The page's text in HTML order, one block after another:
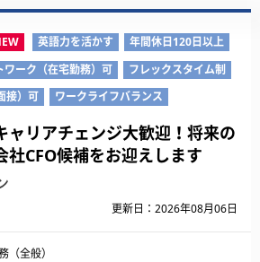
英語力を活かす
年間休日120日以上
ワーク（在宅勤務）可
フレックスタイム制
接）可
ワークライフバランス
ャリアチェンジ大歓迎！将来の
社CFO候補をお迎えします
更新日：2026年08月06日
（全般）